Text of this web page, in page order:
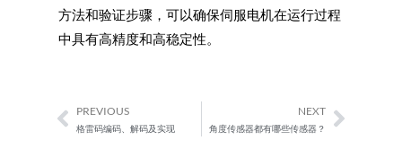
方法和验证步骤，可以确保伺服电机在运行过程
中具有高精度和高稳定性。
Prev
PREVIOUS
格雷码编码、解码及实现
NEXT
角度传感器都有哪些传感器？ Next